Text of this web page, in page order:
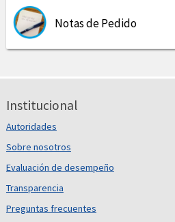
Notas de Pedido
Institucional
Autoridades
Sobre nosotros
Evaluación de desempeño
Transparencia
Preguntas frecuentes